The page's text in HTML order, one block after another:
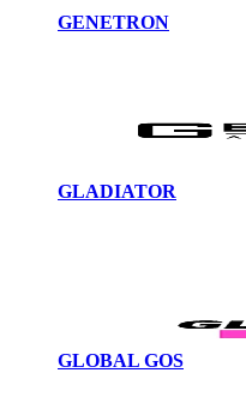
GENETRON
GLADIATOR
GLOBAL GOS